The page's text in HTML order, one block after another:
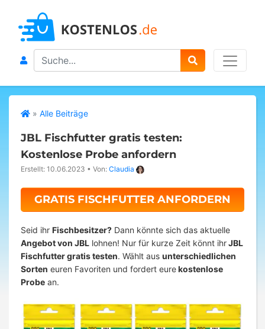
Search
» Alle Beiträge
JBL Fischfutter gratis testen:
Kostenlose Probe anfordern
Erstellt: 10.06.2023 • Von: Claudia
GRATIS FISCHFUTTER ANFORDERN
Seid ihr Fischbesitzer? Dann könnte sich das aktuelle
Angebot von JBL lohnen! Nur für kurze Zeit könnt ihrJBL
Fischfutter gratis testen. Wählt aus unterschiedlichen
Sorten euren Favoriten und fordert eurekostenlose
Probe an.